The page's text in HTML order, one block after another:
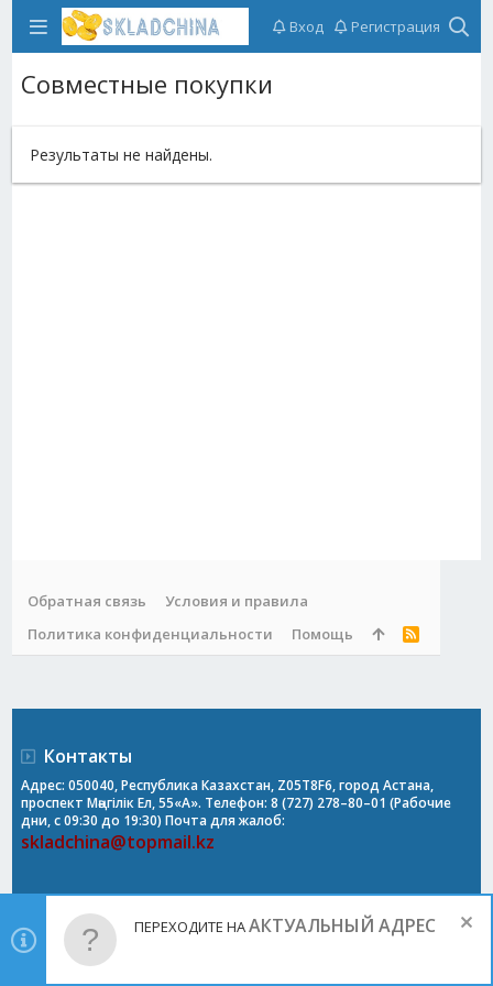
Вход Регистрация
Совместные покупки
Результаты не найдены.
Обратная связь
Условия и правила
Политика конфиденциальности
Помощь
R
Контакты
Адрес: 050040, Республика Казахстан, Z05T8F6, город Астана,
проспект Мәңгілік Ел, 55«А». Телефон: 8 (727) 278–80–01 (Рабочие
дни, с 09:30 до 19:30) Почта для жалоб:
skladchina@topmail.kz
ПЕРЕХОДИТЕ НААКТУАЛЬНЫЙ АДРЕС